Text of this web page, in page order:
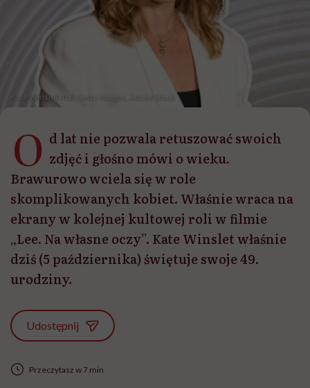
Kate Winslet /fot: Getty Images, Adobe Stock
O d lat nie pozwala retuszować swoich
zdjęć i głośno mówi o wieku.
Brawurowo wciela się w role
skomplikowanych kobiet. Właśnie wraca na
ekrany w kolejnej kultowej roli w filmie
„Lee. Na własne oczy”. Kate Winslet właśnie
dziś (5 października) świętuje swoje 49.
urodziny.
Udostępnij
Przeczytasz w 7 min